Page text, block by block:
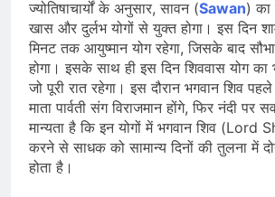
ज्योतिषाचार्यों के अनुसार, सावन (Sawan) का
खास और दुर्लभ योगों से युक्त होगा। इस दिन
मिनट तक आयुष्मान योग रहेगा, जिसके बाद
होगा। इसके साथ ही इस दिन शिववास योग का
जो पूरी रात रहेगा। इस दौरान भगवान शिव
माता पार्वती संग विराजमान होंगे, फिर नंदी पर
मान्यता है कि इन योगों में भगवान शिव (Lord
करने से साधक को सामान्य दिनों की तुलना में
होता है।